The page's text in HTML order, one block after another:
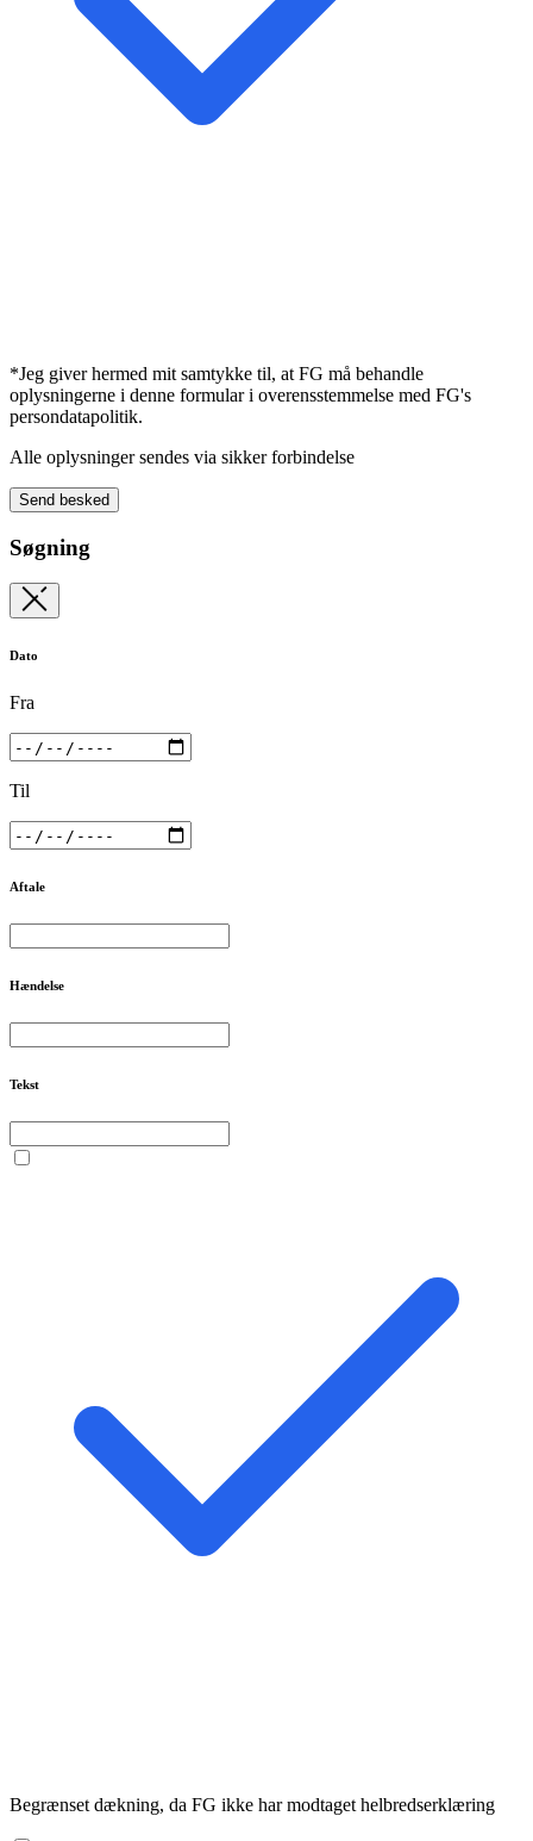
*Jeg giver hermed mit samtykke til, at FG må behandle
oplysningerne i denne formular i overensstemmelse med FG's
persondatapolitik.
Alle oplysninger sendes via sikker forbindelse
Send besked
Søgning
Dato
Fra
Til
Aftale
Hændelse
Tekst
Begrænset dækning, da FG ikke har modtaget helbredserklæring